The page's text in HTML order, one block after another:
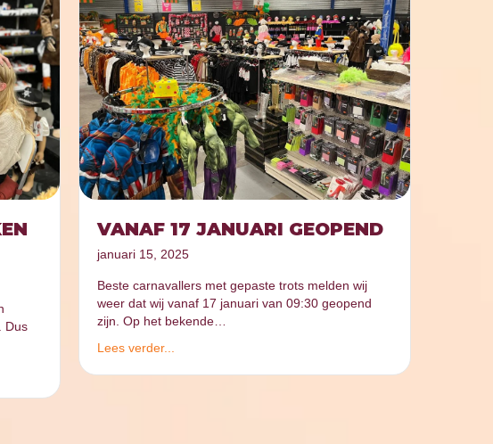
Dus
VANAF 17 JANUARI GEOPEND
januari 15, 2025
Beste carnavallers met gepaste trots melden wij
weer dat wij vanaf 17 januari van 09:30 geopend
zijn. Op het bekende…
Lees verder...